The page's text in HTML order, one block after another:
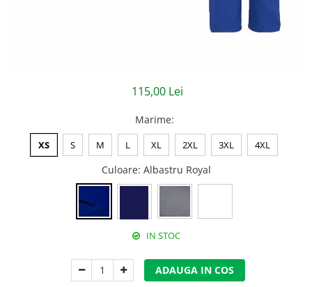
Sorturi de protectie
Tricouri
Lucru la Inaltime
115,00 Lei
Marime:
XS S M L XL 2XL 3XL 4XL
Culoare: Albastru Royal
IN STOC
ADAUGA IN COS